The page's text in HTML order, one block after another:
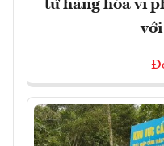
từ hàng hóa vi
với